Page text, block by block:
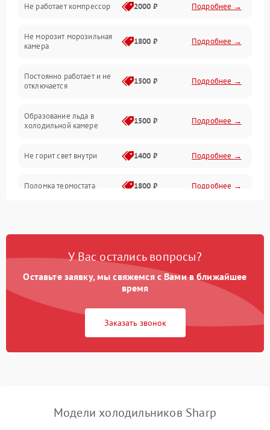
Электропитание
Дренаж
Не работает компрессор 2000 ₽ Подробнее →
Не морозит морозильная
камера
1800 ₽ Подробнее →
Постоянно работает и не
отключается
1500 ₽ Подробнее →
Образование льда в
холодильной камере
1500 ₽ Подробнее →
Не горит свет внутри 1400 ₽ Подробнее →
Поломка термостата 1800 ₽ Подробнее →
Образование конденсата
1800 ₽ Подробнее →
Сбой в работе инвертора
работе
2000 ₽ Подробнее →
У Вас остались вопросы?
Оставьте заявку, мы свяжемся с Вами в ближайшее
время
Заказать звонок
Модели холодильников Sharp